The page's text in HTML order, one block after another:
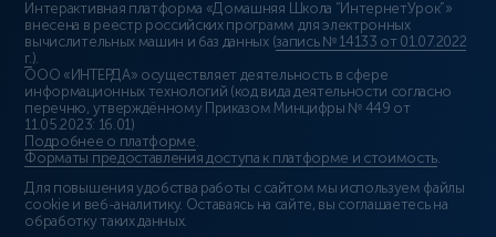
Интерактивная платформа «Домашняя Школа “ИнтернетУрок”»
внесена в реестр российских программ для электронных
вычислительных машин и баз данных (запись № 14133 от 01.07.2022
г.).
ООО «ИНТЕРДА» осуществляет деятельность в сфере
информационных технологий (код вида деятельности согласно
перечню, утверждённому Приказом Минцифры № 449 от
11.05.2023: 16.01)
Подробнее о платформе.
Форматы предоставления доступа к платформе и стоимость.
Для повышения удобства работы с сайтом мы используем файлы
cookie и веб-аналитику. Оставаясь на сайте, вы соглашаетесь на
обработку таких данных.